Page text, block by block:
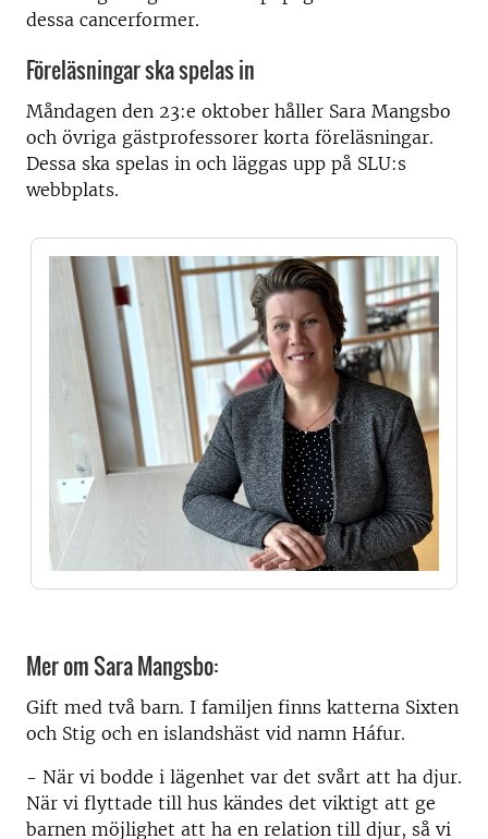
dessa cancerformer.
Föreläsningar ska spelas in
Måndagen den 23:e oktober håller Sara Mangsbo
och övriga gästprofessorer korta föreläsningar.
Dessa ska spelas in och läggas upp på SLU:s
webbplats.
Mer om Sara Mangsbo:
Gift med två barn. I familjen finns katterna Sixten
och Stig och en islandshäst vid namn Háfur.
- När vi bodde i lägenhet var det svårt att ha djur.
När vi flyttade till hus kändes det viktigt att ge
barnen möjlighet att ha en relation till djur, så vi